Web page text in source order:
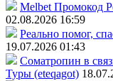
Melbet Промокод
02.08.2026 16:59
Реально помог,
19.07.2026 01:43
Соматропин в
Туры (eteqagot)